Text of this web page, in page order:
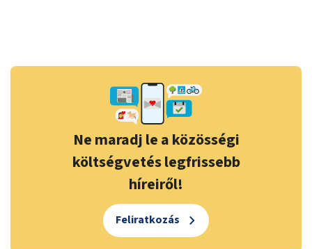
Ne maradj le a közösségi
költségvetés legfrissebb
híreiről!
Feliratkozás